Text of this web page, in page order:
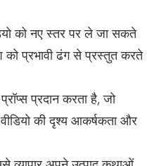
को नए स्तर पर ले जा सकते
को प्रभावी ढंग से प्रस्तुत करते
प्रदान करता है, जो
की दृश्य आकर्षकता और